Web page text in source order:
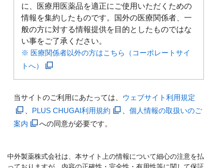
に、医療用医薬品を適正にご使用いただくための
情報を集約したものです。国外の医療関係者、一
般の方に対する情報提供を目的としたものではな
い事をご了承ください。
※ 医療関係者以外の方はこちら（コーポレートサイ
トへ）
当サイトのご利用にあたっては、 ウェブサイト利用規定
PLUS CHUGAI利用規約
個人情報の取扱いのご
案内
への同意が必要です。
中外製薬株式会社は、本サイト上の情報について細心の注意を払
っておりますが、内容の正確性・完全性・有用性等に関して保証